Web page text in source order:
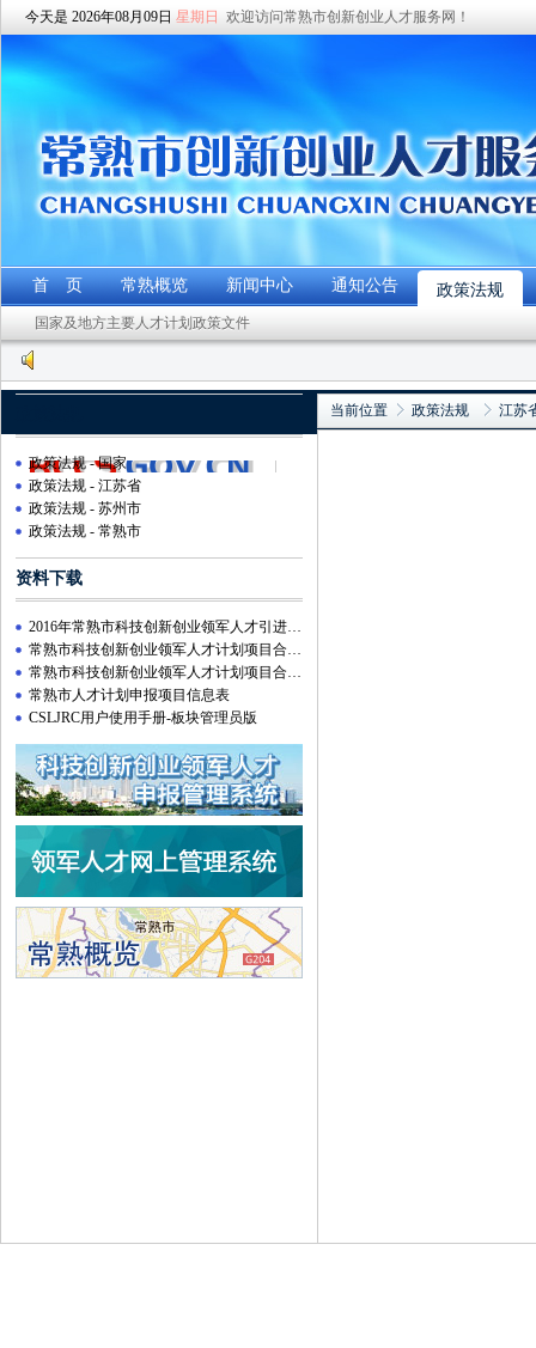
今天是 2026年08月09日 星期日 欢迎访问常熟市创新创业人才服务网！
首 页 常熟概览 新闻中心 通知公告 政策法规
国家及地方主要人才计划政策文件
政策法规 - 国家
政策法规 - 江苏省
政策法规 - 苏州市
政策法规 - 常熟市
资料下载
2016年常熟市科技创新创业领军人才引进计划附件资料下载
常熟市科技创新创业领军人才计划项目合同【创新类】
常熟市科技创新创业领军人才计划项目合同【创业类】
常熟市人才计划申报项目信息表
CSLJRC用户使用手册-板块管理员版
当前位置 政策法规 江苏